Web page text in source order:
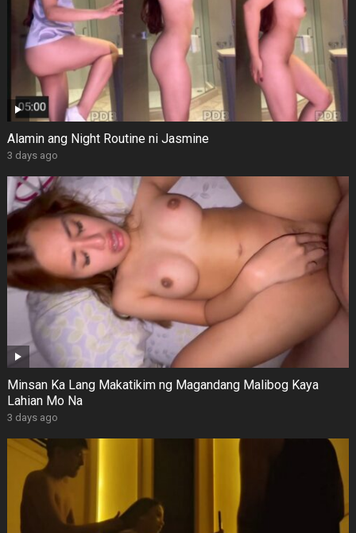
Alamin ang Night Routine ni Jasmine
3 days ago
Minsan Ka Lang Makatikim ng Magandang Malibog Kaya
Lahian Mo Na
3 days ago